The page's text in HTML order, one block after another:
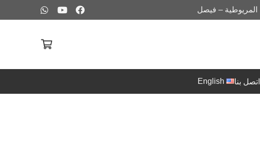
المريوطية – فيصل
اتصل بنا English